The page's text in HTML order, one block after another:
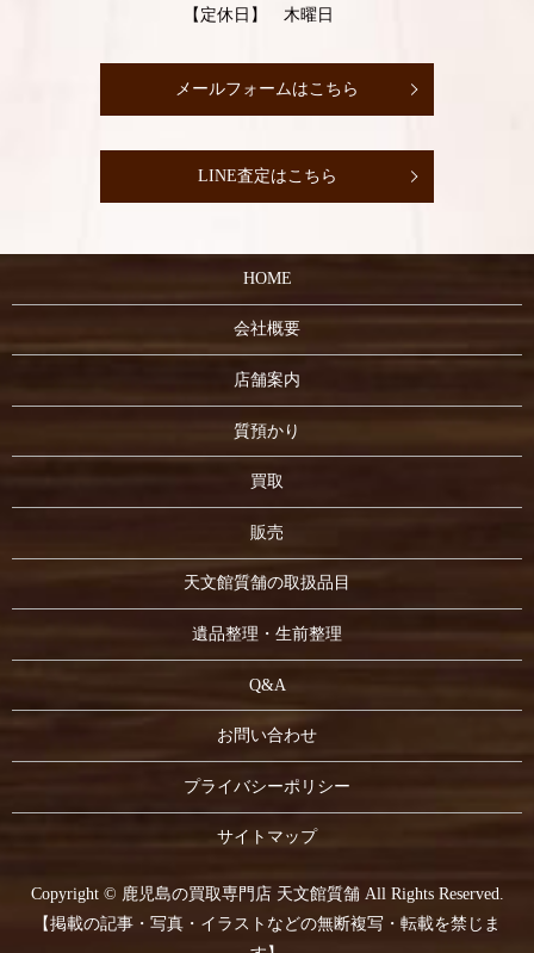
【定休日】 木曜日
メールフォームはこちら
LINE査定はこちら
HOME
会社概要
店舗案内
質預かり
買取
販売
天文館質舗の取扱品目
遺品整理・生前整理
Q&A
お問い合わせ
プライバシーポリシー
サイトマップ
Copyright © 鹿児島の買取専門店 天文館質舗 All Rights Reserved.
【掲載の記事・写真・イラストなどの無断複写・転載を禁じま